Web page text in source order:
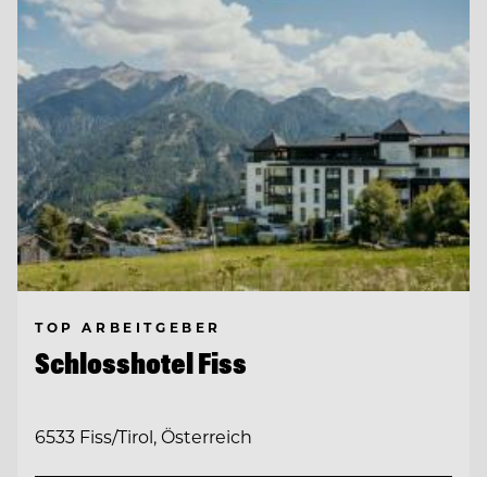
TOP ARBEITGEBER
Schlosshotel Fiss
6533 Fiss/Tirol, Österreich